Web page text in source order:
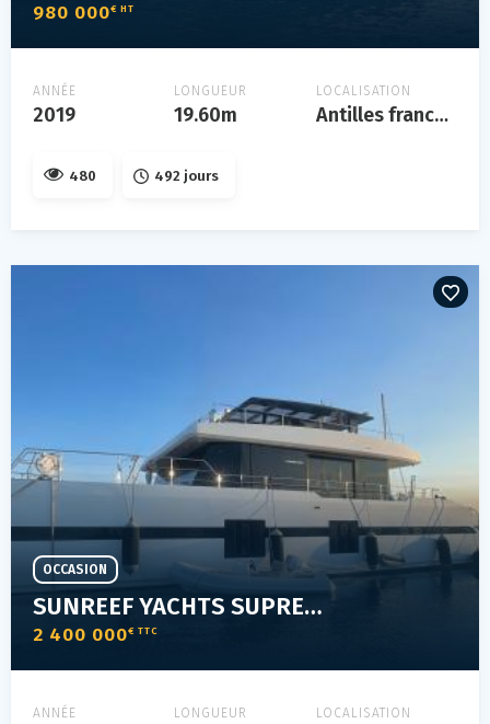
980 000€ HT
ANNÉE
2019
LONGUEUR
19.60m
LOCALISATION
Antilles francaises
480 492 jours
SUNREEF YACHTS SUPREME 68
2 400 000€ TTC
OCCASION
ANNÉE LONGUEUR LOCALISATION